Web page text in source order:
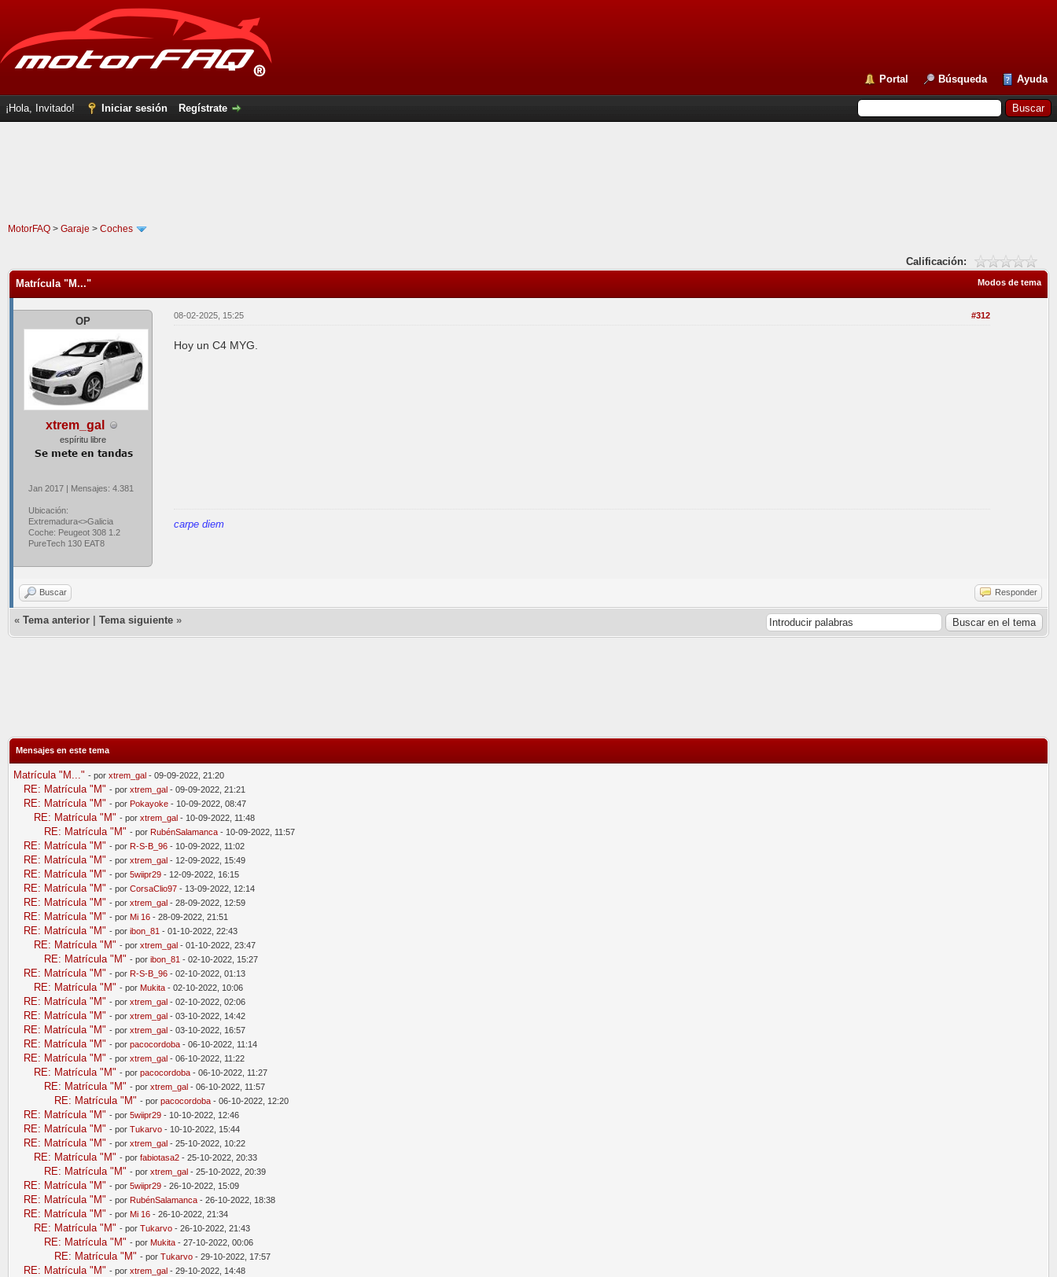
Portal Búsqueda Ayuda
¡Hola, Invitado! Iniciar sesión Regístrate
MotorFAQ > Garaje > Coches
Calificación:
Modos de tema
Matrícula "M..."
OP
xtrem_gal
espíritu libre
Jan 2017 | Mensajes: 4.381
Ubicación:
Extremadura<>Galicia
Coche: Peugeot 308 1.2
PureTech 130 EAT8
#312
08-02-2025, 15:25
Hoy un C4 MYG.
carpe diem
Buscar Responder
« Tema anterior Tema siguiente »
Mensajes en este tema
Matrícula "M..." - por xtrem_gal - 09-09-2022, 21:20
RE: Matrícula "M" - por xtrem_gal - 09-09-2022, 21:21
RE: Matrícula "M" - por Pokayoke - 10-09-2022, 08:47
RE: Matrícula "M" - por xtrem_gal - 10-09-2022, 11:48
RE: Matrícula "M" - por RubénSalamanca - 10-09-2022, 11:57
RE: Matrícula "M" - por R-S-B_96 - 10-09-2022, 11:02
RE: Matrícula "M" - por xtrem_gal - 12-09-2022, 15:49
RE: Matrícula "M" - por 5wiipr29 - 12-09-2022, 16:15
RE: Matrícula "M" - por CorsaClio97 - 13-09-2022, 12:14
RE: Matrícula "M" - por xtrem_gal - 28-09-2022, 12:59
RE: Matrícula "M" - por Mi 16 - 28-09-2022, 21:51
RE: Matrícula "M" - por ibon_81 - 01-10-2022, 22:43
RE: Matrícula "M" - por xtrem_gal - 01-10-2022, 23:47
RE: Matrícula "M" - por ibon_81 - 02-10-2022, 15:27
RE: Matrícula "M" - por R-S-B_96 - 02-10-2022, 01:13
RE: Matrícula "M" - por Mukita - 02-10-2022, 10:06
RE: Matrícula "M" - por xtrem_gal - 02-10-2022, 02:06
RE: Matrícula "M" - por xtrem_gal - 03-10-2022, 14:42
RE: Matrícula "M" - por xtrem_gal - 03-10-2022, 16:57
RE: Matrícula "M" - por pacocordoba - 06-10-2022, 11:14
RE: Matrícula "M" - por xtrem_gal - 06-10-2022, 11:22
RE: Matrícula "M" - por pacocordoba - 06-10-2022, 11:27
RE: Matrícula "M" - por xtrem_gal - 06-10-2022, 11:57
RE: Matrícula "M" - por pacocordoba - 06-10-2022, 12:20
RE: Matrícula "M" - por 5wiipr29 - 10-10-2022, 12:46
RE: Matrícula "M" - por Tukarvo - 10-10-2022, 15:44
RE: Matrícula "M" - por xtrem_gal - 25-10-2022, 10:22
RE: Matrícula "M" - por fabiotasa2 - 25-10-2022, 20:33
RE: Matrícula "M" - por xtrem_gal - 25-10-2022, 20:39
RE: Matrícula "M" - por 5wiipr29 - 26-10-2022, 15:09
RE: Matrícula "M" - por RubénSalamanca - 26-10-2022, 18:38
RE: Matrícula "M" - por Mi 16 - 26-10-2022, 21:34
RE: Matrícula "M" - por Tukarvo - 26-10-2022, 21:43
RE: Matrícula "M" - por Mukita - 27-10-2022, 00:06
RE: Matrícula "M" - por Tukarvo - 29-10-2022, 17:57
RE: Matrícula "M" - por xtrem_gal - 29-10-2022, 14:48